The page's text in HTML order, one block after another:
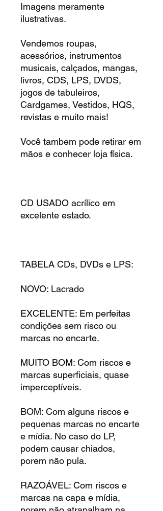
Imagens meramente
ilustrativas.
Vendemos roupas,
acessórios, instrumentos
musicais, calçados, mangas,
livros, CDS, LPS, DVDS,
jogos de tabuleiros,
Cardgames, Vestidos, HQS,
revistas e muito mais!
Você tambem pode retirar em
mãos e conhecer loja física.
CD USADO acrílico em
excelente estado.
TABELA CDs, DVDs e LPS:
NOVO: Lacrado
EXCELENTE: Em perfeitas
condições sem risco ou
marcas no encarte.
MUITO BOM: Com riscos e
marcas superficiais, quase
imperceptíveis.
BOM: Com alguns riscos e
pequenas marcas no encarte
e mídia. No caso do LP,
podem causar chiados,
porem não pula.
RAZOÁVEL: Com riscos e
marcas na capa e mídia,